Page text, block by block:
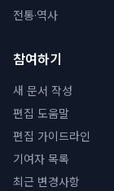
전통·역사
참여하기
새 문서 작성
편집 도움말
편집 가이드라인
기여자 목록
최근 변경사항